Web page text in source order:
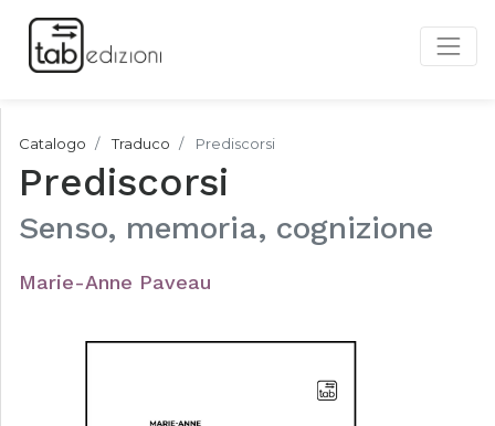
Catalogo Traduco Prediscorsi
Prediscorsi
Senso, memoria, cognizione
Marie-Anne Paveau